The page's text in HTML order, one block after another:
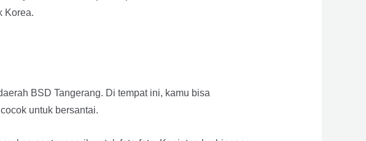
Korea.
BSD Tangerang. Di tempat ini, kamu bisa
untuk bersantai.